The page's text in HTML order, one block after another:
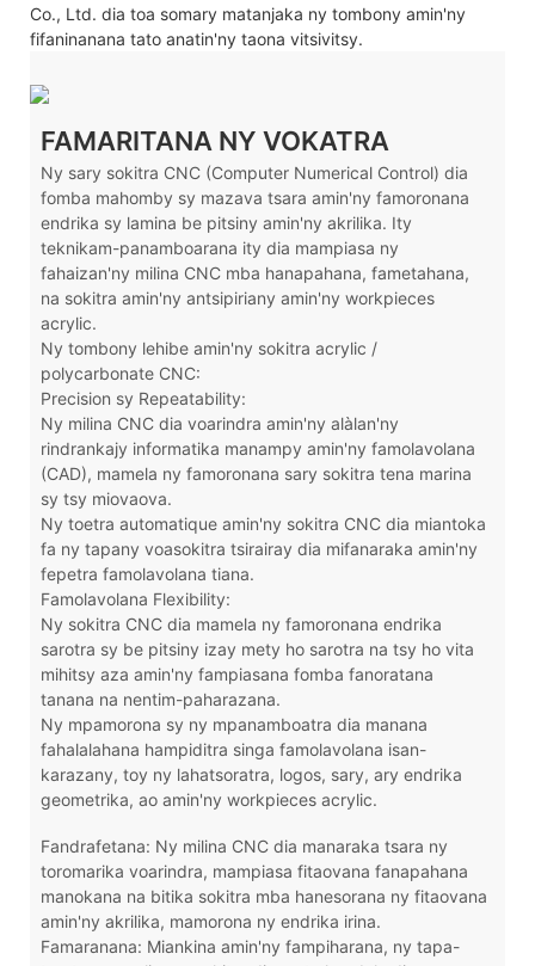
Co., Ltd. dia toa somary matanjaka ny tombony amin'ny
fifaninanana tato anatin'ny taona vitsivitsy.
FAMARITANA NY VOKATRA
Ny sary sokitra CNC (Computer Numerical Control) dia
fomba mahomby sy mazava tsara amin'ny famoronana
endrika sy lamina be pitsiny amin'ny akrilika. Ity
teknikam-panamboarana ity dia mampiasa ny
fahaizan'ny milina CNC mba hanapahana, fametahana,
na sokitra amin'ny antsipiriany amin'ny workpieces
acrylic.
Ny tombony lehibe amin'ny sokitra acrylic /
polycarbonate CNC:
Precision sy Repeatability:
Ny milina CNC dia voarindra amin'ny alàlan'ny
rindrankajy informatika manampy amin'ny famolavolana
(CAD), mamela ny famoronana sary sokitra tena marina
sy tsy miovaova.
Ny toetra automatique amin'ny sokitra CNC dia miantoka
fa ny tapany voasokitra tsirairay dia mifanaraka amin'ny
fepetra famolavolana tiana.
Famolavolana Flexibility:
Ny sokitra CNC dia mamela ny famoronana endrika
sarotra sy be pitsiny izay mety ho sarotra na tsy ho vita
mihitsy aza amin'ny fampiasana fomba fanoratana
tanana na nentim-paharazana.
Ny mpamorona sy ny mpanamboatra dia manana
fahalalahana hampiditra singa famolavolana isan-
karazany, toy ny lahatsoratra, logos, sary, ary endrika
geometrika, ao amin'ny workpieces acrylic.
Fandrafetana: Ny milina CNC dia manaraka tsara ny
toromarika voarindra, mampiasa fitaovana fanapahana
manokana na bitika sokitra mba hanesorana ny fitaovana
amin'ny akrilika, mamorona ny endrika irina.
Famaranana: Miankina amin'ny fampiharana, ny tapa-